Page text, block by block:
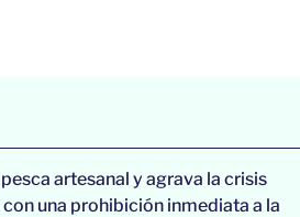
artesanal y agrava la crisis
una prohibición inmediata a la